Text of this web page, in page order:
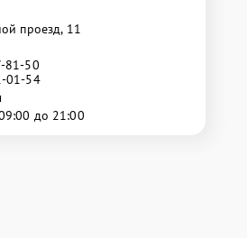
проезд, 11
81-50
01-54
до 21:00